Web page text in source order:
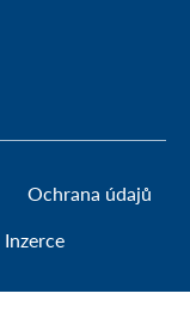
Ochrana údajů
Inzerce